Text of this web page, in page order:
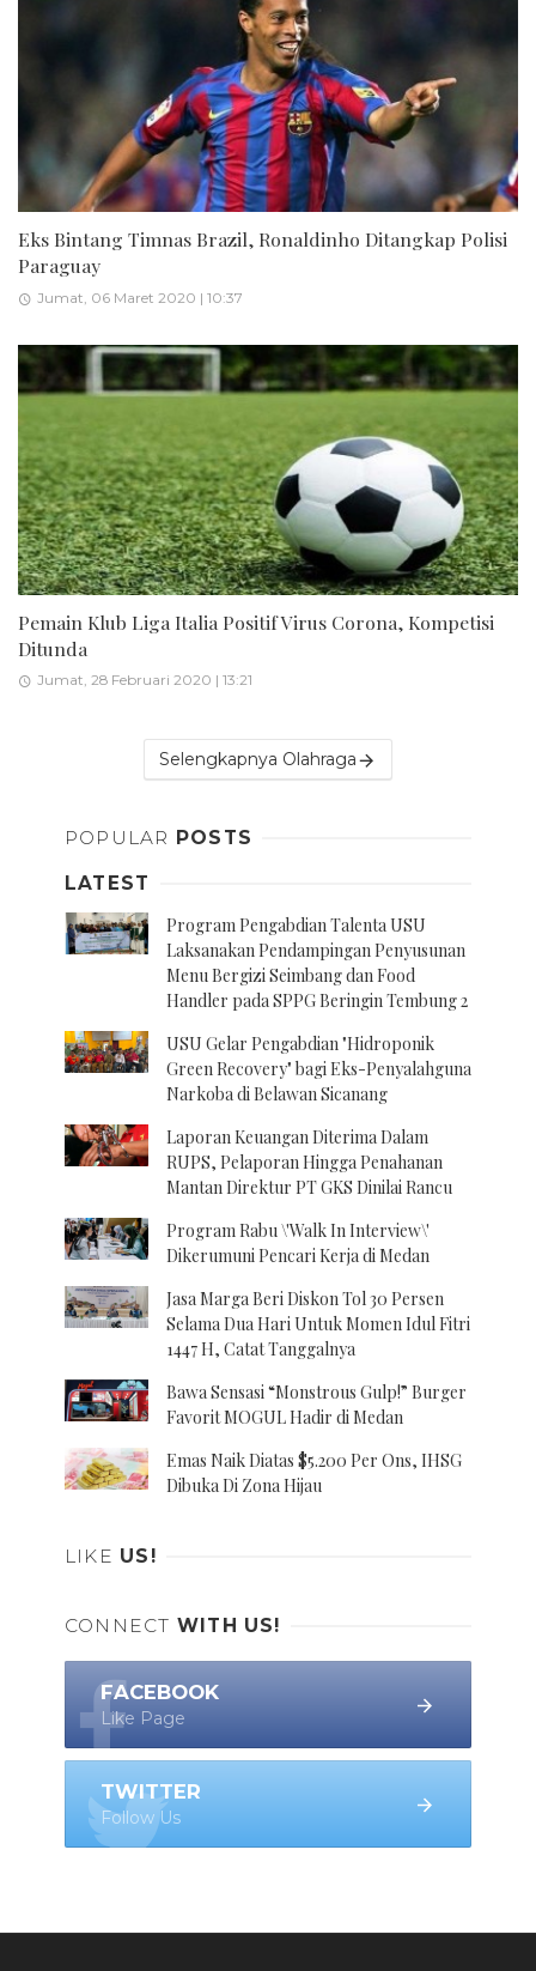
Eks Bintang Timnas Brazil, Ronaldinho Ditangkap Polisi
Paraguay
Jumat, 06 Maret 2020 | 10:37
Pemain Klub Liga Italia Positif Virus Corona, Kompetisi
Ditunda
Jumat, 28 Februari 2020 | 13:21
Selengkapnya Olahraga
POPULAR POSTS
LATEST
Program Pengabdian Talenta USU
Laksanakan Pendampingan Penyusunan
Menu Bergizi Seimbang dan Food
Handler pada SPPG Beringin Tembung 2
USU Gelar Pengabdian "Hidroponik
Green Recovery" bagi Eks-Penyalahguna
Narkoba di Belawan Sicanang
Laporan Keuangan Diterima Dalam
RUPS, Pelaporan Hingga Penahanan
Mantan Direktur PT GKS Dinilai Rancu
Program Rabu \'Walk In Interview\'
Dikerumuni Pencari Kerja di Medan
Jasa Marga Beri Diskon Tol 30 Persen
Selama Dua Hari Untuk Momen Idul Fitri
1447 H, Catat Tanggalnya
Bawa Sensasi “Monstrous Gulp!” Burger
Favorit MOGUL Hadir di Medan
Emas Naik Diatas $5.200 Per Ons, IHSG
Dibuka Di Zona Hijau
LIKE US!
CONNECT WITH US!
FACEBOOK
Like Page
TWITTER
Follow Us